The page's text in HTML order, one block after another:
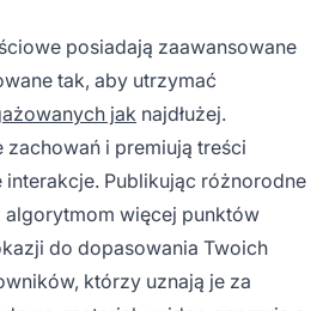
posiadają zaawansowane
tak, aby utrzymać
jak najdłużej.
zachowań i premiują treści
interakcje. Publikując różnorodne
więcej punktów
do dopasowania Twoich
którzy uznają je za